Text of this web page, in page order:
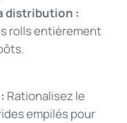
distribution :
rolls entièrement
Rationalisez le
empilés pour